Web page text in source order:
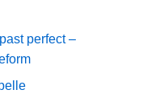
perfect –